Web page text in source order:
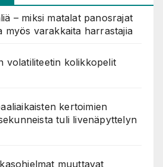
– miksi matalat panosrajat
myös varakkaita harrastajia
volatiliteetin kolikkopelit
kertoimien
tuli livenäpyttelyn
muuttavat